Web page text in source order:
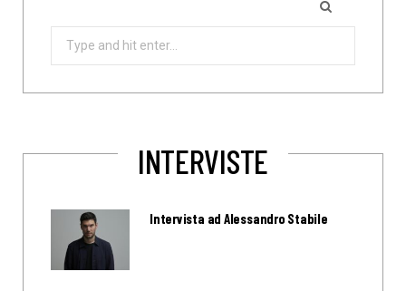
Search
INTERVISTE
Intervista ad Alessandro Stabile